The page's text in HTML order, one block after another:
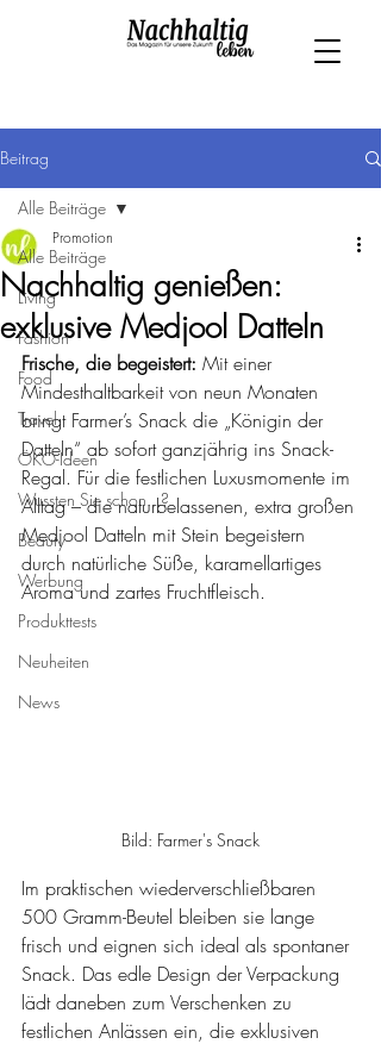
Beitrag
Alle Beiträge
Living
Fashion
Food
Travel
ÖKO-Ideen
Wussten Sie schon...?
Beauty
Werbung
Produkttests
Neuheiten
News
Alle Beiträge
Nachhaltig genießen:
exklusive Medjool Datteln
Promotion
Frische, die begeistert: Mit einer
Mindesthaltbarkeit von neun Monaten
bringt Farmer’s Snack die „Königin der
Datteln“ ab sofort ganzjährig ins Snack-
Regal. Für die festlichen Luxusmomente im
Alltag – die naturbelassenen, extra großen
Medjool Datteln mit Stein begeistern
durch natürliche Süße, karamellartiges
Aroma und zartes Fruchtfleisch.
Bild: Farmer's Snack
Im praktischen wiederverschließbaren
500 Gramm-Beutel bleiben sie lange
frisch und eignen sich ideal als spontaner
Snack. Das edle Design der Verpackung
lädt daneben zum Verschenken zu
festlichen Anlässen ein, die exklusiven